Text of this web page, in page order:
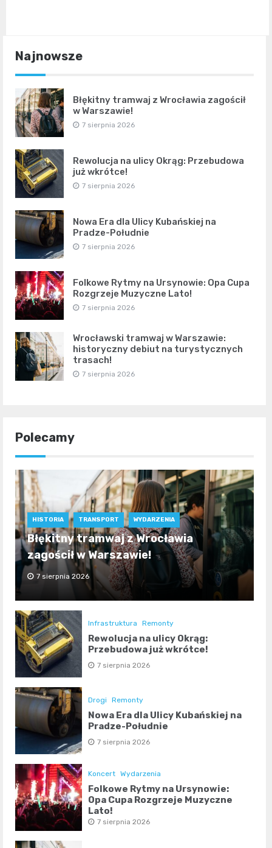
Najnowsze
Błękitny tramwaj z Wrocławia zagościł
w Warszawie!
7 sierpnia 2026
Rewolucja na ulicy Okrąg: Przebudowa
już wkrótce!
7 sierpnia 2026
Nowa Era dla Ulicy Kubańskiej na
Pradze-Południe
7 sierpnia 2026
Folkowe Rytmy na Ursynowie: Opa Cupa
Rozgrzeje Muzyczne Lato!
7 sierpnia 2026
Wrocławski tramwaj w Warszawie:
historyczny debiut na turystycznych
trasach!
7 sierpnia 2026
Polecamy
HISTORIA TRANSPORT WYDARZENIA
Błękitny tramwaj z Wrocławia
zagościł w Warszawie!
7 sierpnia 2026
Infrastruktura Remonty
Rewolucja na ulicy Okrąg:
Przebudowa już wkrótce!
7 sierpnia 2026
Drogi Remonty
Nowa Era dla Ulicy Kubańskiej na
Pradze-Południe
7 sierpnia 2026
Koncert Wydarzenia
Folkowe Rytmy na Ursynowie:
Opa Cupa Rozgrzeje Muzyczne
Lato!
7 sierpnia 2026